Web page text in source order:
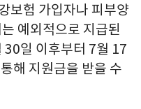
보험 가입자나 피부양
예외적으로 지급된
30일 이후부터 7월 17
해 지원금을 받을 수